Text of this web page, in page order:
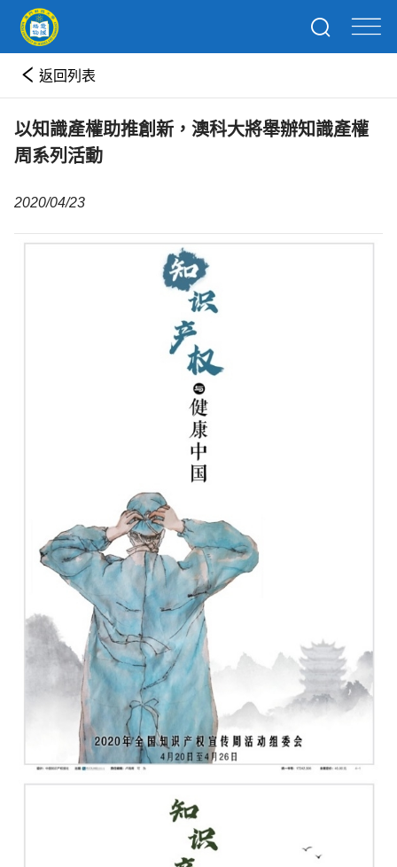
返回列表
以知識產權助推創新，澳科大將舉辦知識產權
周系列活動
2020/04/23